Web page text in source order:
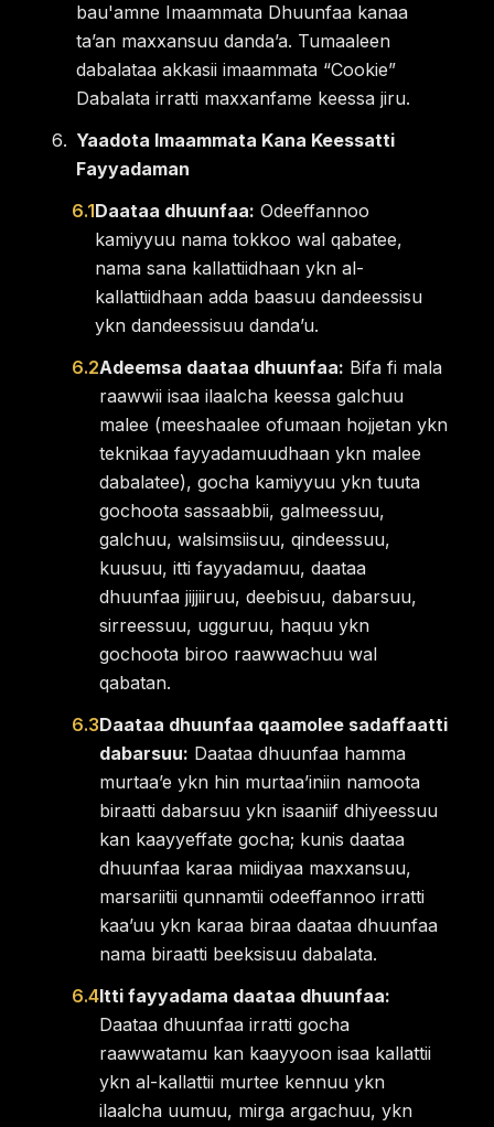
bau'amne Imaammata Dhuunfaa kanaa
taʼan maxxansuu dandaʼa. Tumaaleen
dabalataa akkasii imaammata “Cookie”
Dabalata irratti maxxanfame keessa jiru.
Yaadota Imaammata Kana Keessatti
Fayyadaman
6.1Daataa dhuunfaa: Odeeffannoo
kamiyyuu nama tokkoo wal qabatee,
nama sana kallattiidhaan ykn al-
kallattiidhaan adda baasuu dandeessisu
ykn dandeessisuu dandaʼu.
6.2Adeemsa daataa dhuunfaa: Bifa fi mala
raawwii isaa ilaalcha keessa galchuu
malee (meeshaalee ofumaan hojjetan ykn
teknikaa fayyadamuudhaan ykn malee
dabalatee), gocha kamiyyuu ykn tuuta
gochoota sassaabbii, galmeessuu,
galchuu, walsimsiisuu, qindeessuu,
kuusuu, itti fayyadamuu, daataa
dhuunfaa jijjiiruu, deebisuu, dabarsuu,
sirreessuu, ugguruu, haquu ykn
gochoota biroo raawwachuu wal
qabatan.
6.3Daataa dhuunfaa qaamolee sadaffaatti
dabarsuu: Daataa dhuunfaa hamma
murtaaʼe ykn hin murtaaʼiniin namoota
biraatti dabarsuu ykn isaaniif dhiyeessuu
kan kaayyeffate gocha; kunis daataa
dhuunfaa karaa miidiyaa maxxansuu,
marsariitii qunnamtii odeeffannoo irratti
kaaʼuu ykn karaa biraa daataa dhuunfaa
nama biraatti beeksisuu dabalata.
6.4Itti fayyadama daataa dhuunfaa:
Daataa dhuunfaa irratti gocha
raawwatamu kan kaayyoon isaa kallattii
ykn al-kallattii murtee kennuu ykn
ilaalcha uumuu, mirga argachuu, ykn